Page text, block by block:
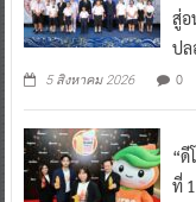
สู่อ
ปล
5 สิงหาคม 2026 0
“ดี
ที่